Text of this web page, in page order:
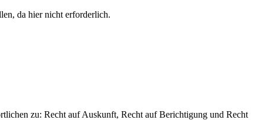
da hier nicht erforderlich.
zu: Recht auf Auskunft, Recht auf Berichtigung und Recht